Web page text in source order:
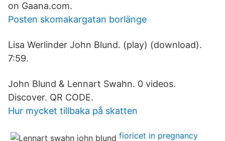
on Gaana.com.
Posten skomakargatan borlänge
Lisa Werlinder John Blund. (play) (download).
7:59.
John Blund & Lennart Swahn. 0 videos.
Discover. QR CODE.
Hur mycket tillbaka på skatten
fioricet in pregnancy